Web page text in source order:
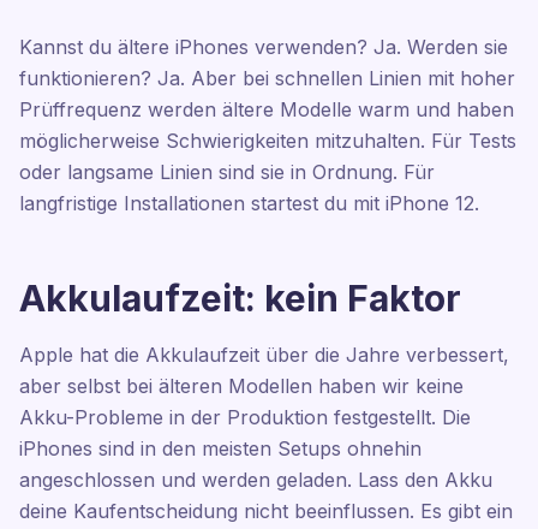
Kannst du ältere iPhones verwenden? Ja. Werden sie
funktionieren? Ja. Aber bei schnellen Linien mit hoher
Prüffrequenz werden ältere Modelle warm und haben
möglicherweise Schwierigkeiten mitzuhalten. Für Tests
oder langsame Linien sind sie in Ordnung. Für
langfristige Installationen startest du mit iPhone 12.
Akkulaufzeit: kein Faktor
Apple hat die Akkulaufzeit über die Jahre verbessert,
aber selbst bei älteren Modellen haben wir keine
Akku-Probleme in der Produktion festgestellt. Die
iPhones sind in den meisten Setups ohnehin
angeschlossen und werden geladen. Lass den Akku
deine Kaufentscheidung nicht beeinflussen. Es gibt ein